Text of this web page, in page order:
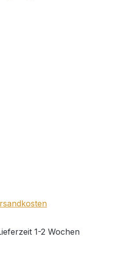
1-2 Wochen